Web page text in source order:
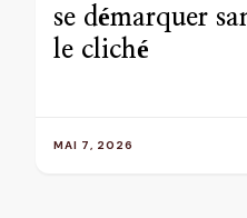
se démarquer
le cliché
MAI 7, 2026